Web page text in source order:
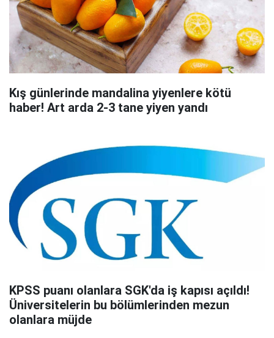
Kış günlerinde mandalina yiyenlere kötü
haber! Art arda 2-3 tane yiyen yandı
KPSS puanı olanlara SGK'da iş kapısı açıldı!
Üniversitelerin bu bölümlerinden mezun
olanlara müjde